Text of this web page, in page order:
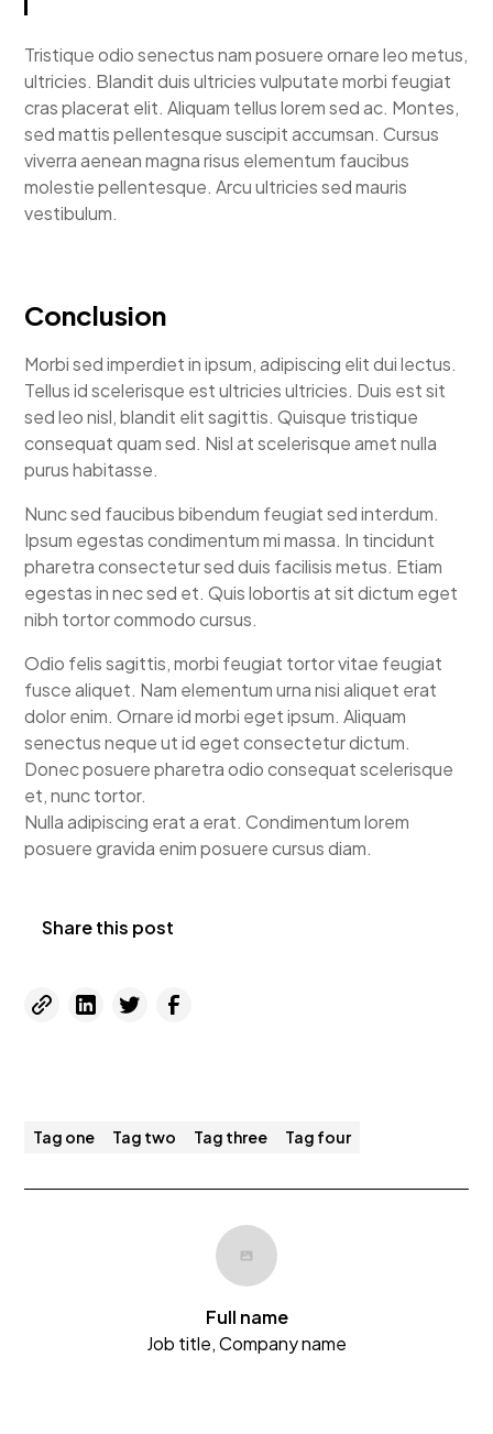
Tristique odio senectus nam posuere ornare leo metus,
ultricies. Blandit duis ultricies vulputate morbi feugiat
cras placerat elit. Aliquam tellus lorem sed ac. Montes,
sed mattis pellentesque suscipit accumsan. Cursus
viverra aenean magna risus elementum faucibus
molestie pellentesque. Arcu ultricies sed mauris
vestibulum.
Conclusion
Morbi sed imperdiet in ipsum, adipiscing elit dui lectus.
Tellus id scelerisque est ultricies ultricies. Duis est sit
sed leo nisl, blandit elit sagittis. Quisque tristique
consequat quam sed. Nisl at scelerisque amet nulla
purus habitasse.
Nunc sed faucibus bibendum feugiat sed interdum.
Ipsum egestas condimentum mi massa. In tincidunt
pharetra consectetur sed duis facilisis metus. Etiam
egestas in nec sed et. Quis lobortis at sit dictum eget
nibh tortor commodo cursus.
Odio felis sagittis, morbi feugiat tortor vitae feugiat
fusce aliquet. Nam elementum urna nisi aliquet erat
dolor enim. Ornare id morbi eget ipsum. Aliquam
senectus neque ut id eget consectetur dictum.
Donec posuere pharetra odio consequat scelerisque
et, nunc tortor.
Nulla adipiscing erat a erat. Condimentum lorem
posuere gravida enim posuere cursus diam.
Share this post
Tag one Tag two Tag three Tag four
Full name
Job title, Company name